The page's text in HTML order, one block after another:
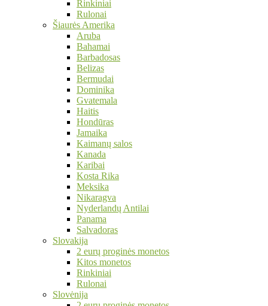
Rinkiniai
Rulonai
Šiaurės Amerika
Aruba
Bahamai
Barbadosas
Belizas
Bermudai
Dominika
Gvatemala
Haitis
Hondūras
Jamaika
Kaimanų salos
Kanada
Karibai
Kosta Rika
Meksika
Nikaragva
Nyderlandų Antilai
Panama
Salvadoras
Slovakija
2 eurų proginės monetos
Kitos monetos
Rinkiniai
Rulonai
Slovėnija